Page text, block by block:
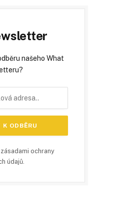
našeho What
zásadami ochrany
údajů